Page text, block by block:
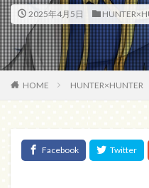
2025年4月5日
HOME HUNTER×HUNTER